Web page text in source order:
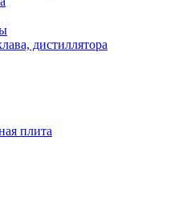
дистиллятора
плита